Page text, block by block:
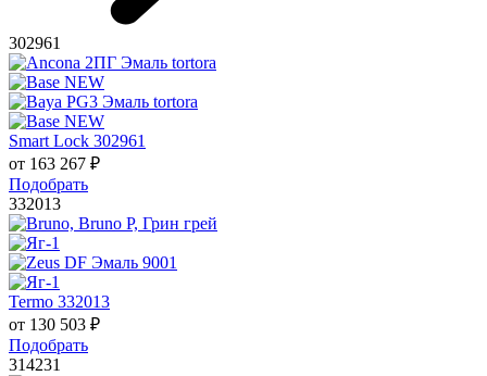
302961
Smart Lock 302961
от 163 267 ₽
Подобрать
332013
Termo 332013
от 130 503 ₽
Подобрать
314231